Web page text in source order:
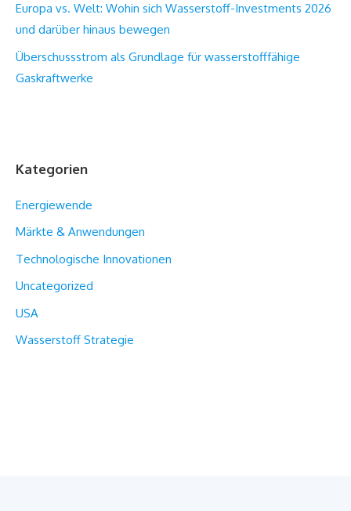
Europa vs. Welt: Wohin sich Wasserstoff-Investments 2026
und darüber hinaus bewegen
Überschussstrom als Grundlage für wasserstofffähige
Gaskraftwerke
Kategorien
Energiewende
Märkte & Anwendungen
Technologische Innovationen
Uncategorized
USA
Wasserstoff Strategie